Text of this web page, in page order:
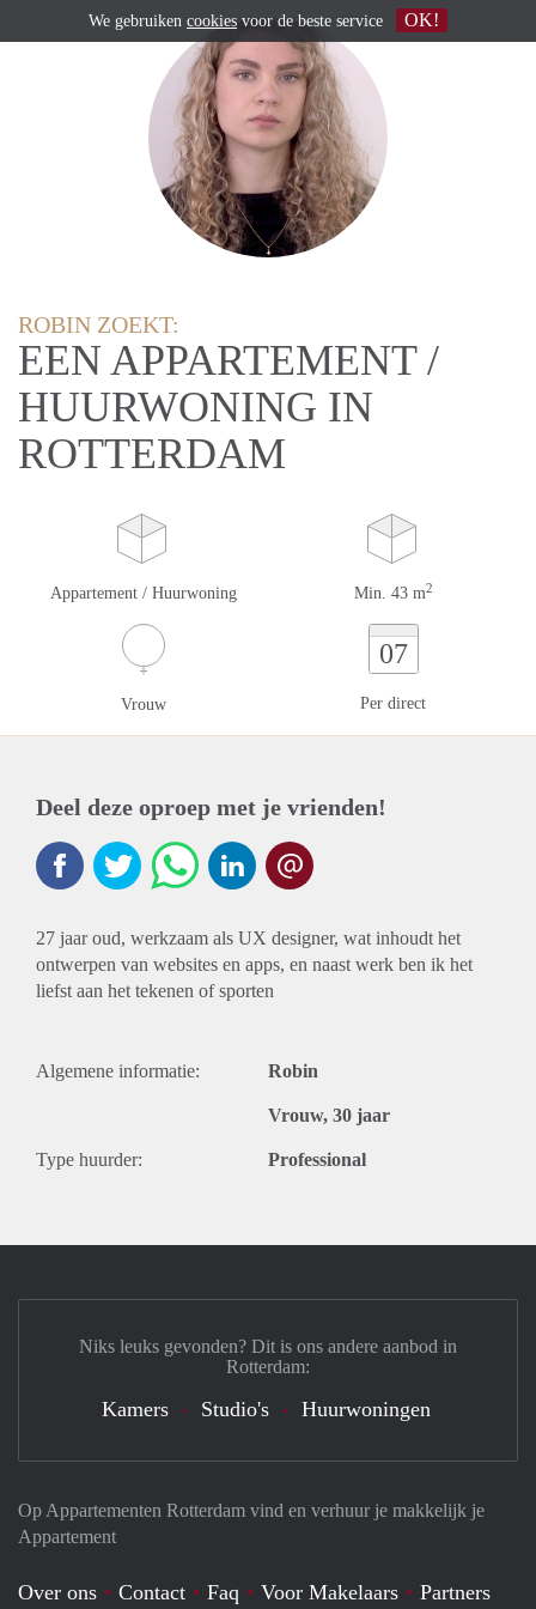
ROBIN ZOEKT:
EEN APPARTEMENT /
HUURWONING IN
ROTTERDAM
Appartement / Huurwoning Min. 43 m2
Vrouw
07
Per direct
Deel deze oproep met je vrienden!
27 jaar oud, werkzaam als UX designer, wat inhoudt het
ontwerpen van websites en apps, en naast werk ben ik het
liefst aan het tekenen of sporten
Algemene informatie: Robin
Vrouw, 30 jaar
Type huurder: Professional
Op Appartementen Rotterdam vind en verhuur je makkelijk je
Appartement
Over ons Contact Faq Voor Makelaars Partners
Niks leuks gevonden? Dit is ons andere aanbod in
Rotterdam:
Kamers Studio's Huurwoningen
We gebruiken cookies voor de beste service OK!